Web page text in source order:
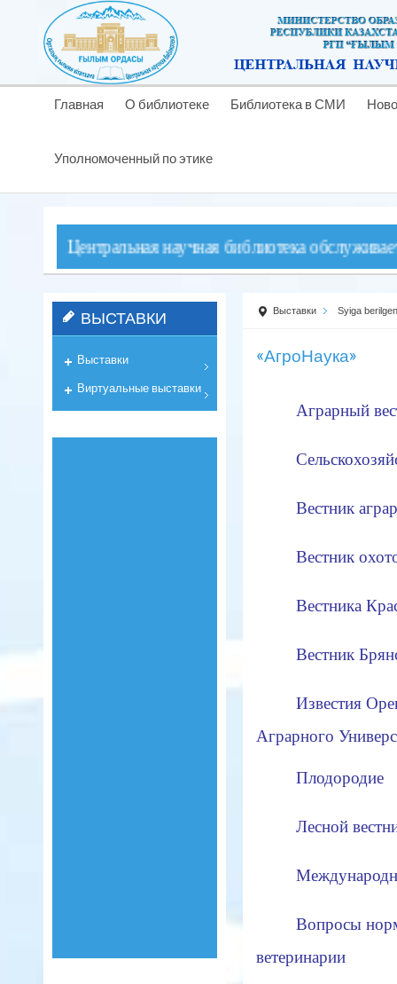
Главная О библиотеке Библиотека в СМИ
Уполномоченный по этике
Центральная научная библиотека обслуживает
Выставки Syiga
«АгроНаука»
Аграрный
Вестник
Вестник
Вестника
Вестник
Известия
Аграрного
Плодородие
Лесной
Вопросы
ветеринарии
ВЫСТАВКИ
Выставки
Виртуальные выставки